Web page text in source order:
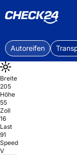
Autoreifen
Breite
205
Höhe
55
Zoll
16
Last
91
Speed
V